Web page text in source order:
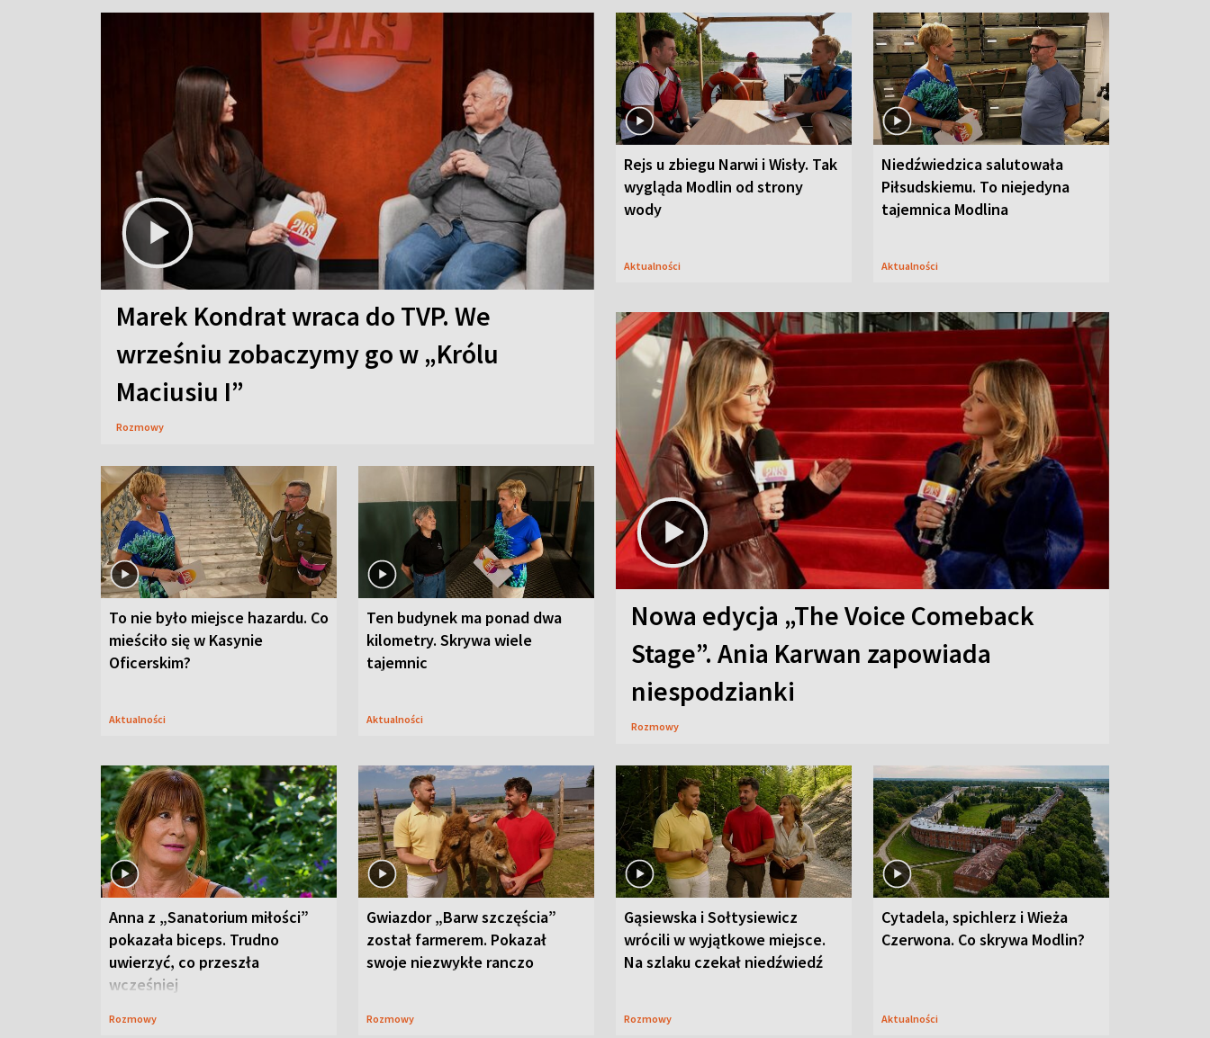
Marek Kondrat wraca do TVP. We
wrześniu zobaczymy go w „Królu
Maciusiu I”
Rozmowy
Rejs u zbiegu Narwi i Wisły. Tak
wygląda Modlin od strony
wody
Aktualności
Niedźwiedzica salutowała
Piłsudskiemu. To niejedyna
tajemnica Modlina
Aktualności
To nie było miejsce hazardu. Co
mieściło się w Kasynie
Oficerskim?
Aktualności
Ten budynek ma ponad dwa
kilometry. Skrywa wiele
tajemnic
Aktualności
Nowa edycja „The Voice Comeback
Stage”. Ania Karwan zapowiada
niespodzianki
Rozmowy
Anna z „Sanatorium miłości”
pokazała biceps. Trudno
uwierzyć, co przeszła
wcześniej
Rozmowy
Gwiazdor „Barw szczęścia”
został farmerem. Pokazał
swoje niezwykłe ranczo
Rozmowy
Gąsiewska i Sołtysiewicz
wrócili w wyjątkowe miejsce.
Na szlaku czekał niedźwiedź
Rozmowy
Cytadela, spichlerz i Wieża
Czerwona. Co skrywa Modlin?
Aktualności